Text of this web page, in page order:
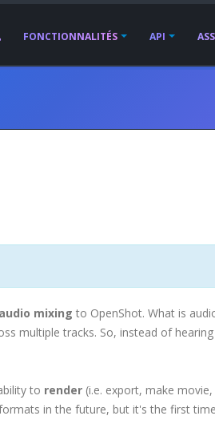
FONCTIONNALITÉS API
audio mixing to OpenShot. What is
multiple tracks. So, instead of
to render (i.e. export, make
in the future, but it's the first